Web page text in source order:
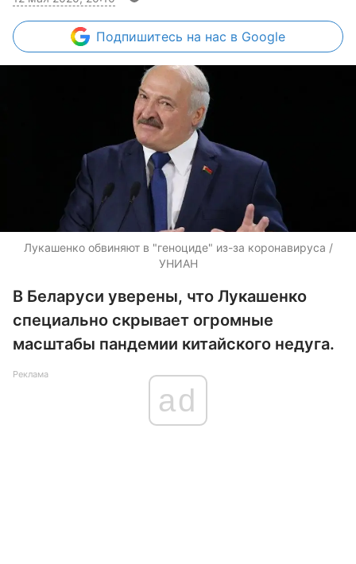
Подпишитесь на нас в Google
Лукашенко обвиняют в "геноциде" из-за коронавируса /
УНИАН
В Беларуси уверены, что Лукашенко
специально скрывает огромные
масштабы пандемии китайского недуга.
Реклама
ad